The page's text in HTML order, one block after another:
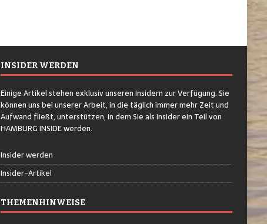
INSIDER WERDEN
Einige Artikel stehen exklusiv unseren Insidern zur Verfügung. Sie
können uns bei unserer Arbeit, in die täglich immer mehr Zeit und
Aufwand fließt, unterstützen, in dem Sie als Insider ein Teil von
HAMBURG INSIDE werden.
Insider werden
Insider-Artikel
THEMENHINWEISE